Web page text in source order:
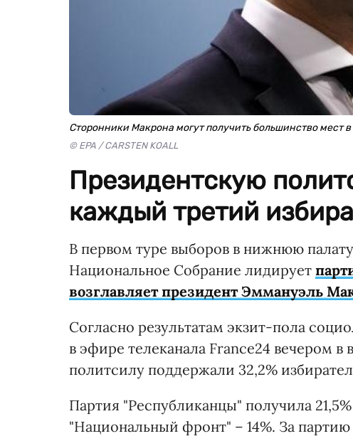
Сторонники Макрона могут получить большинство мест
© EPA / CARSTEN KOALL
Президентскую
каждый третий
В первом туре выборов в нижнюю
Национальное Собрание лидирует
возглавляет президент Эммануэль
Согласно результатам экзит-пола
в эфире телеканала France24 вечером в
политсилу поддержали 32,2%
Партия "Республиканцы" получила
"Национальный фронт" – 14%. За